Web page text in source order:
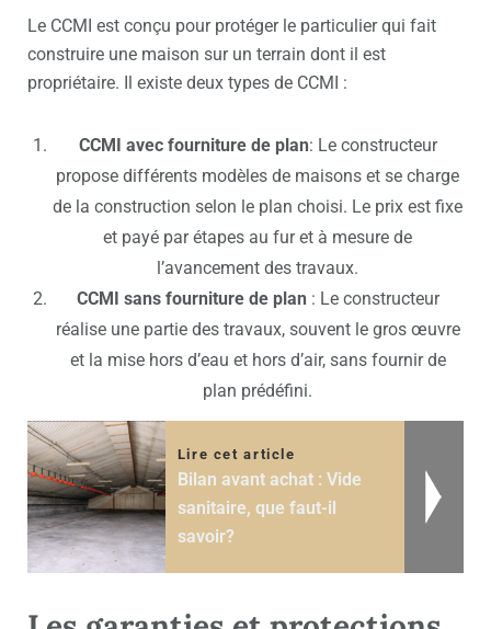
Le CCMI est conçu pour protéger le particulier qui fait
construire une maison sur un terrain dont il est
propriétaire. Il existe deux types de CCMI :
CCMI avec fourniture de plan: Le constructeur
propose différents modèles de maisons et se charge
de la construction selon le plan choisi. Le prix est fixe
et payé par étapes au fur et à mesure de
l’avancement des travaux.
CCMI sans fourniture de plan : Le constructeur
réalise une partie des travaux, souvent le gros œuvre
et la mise hors d’eau et hors d’air, sans fournir de
plan prédéfini.
Lire cet article
Bilan avant achat : Vide
sanitaire, que faut-il
savoir?